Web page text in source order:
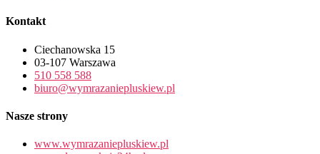
Kontakt
Ciechanowska 15
03-107 Warszawa
510 558 588
biuro@wymrazaniepluskiew.pl
Nasze strony
www.wymrazaniepluskiew.pl